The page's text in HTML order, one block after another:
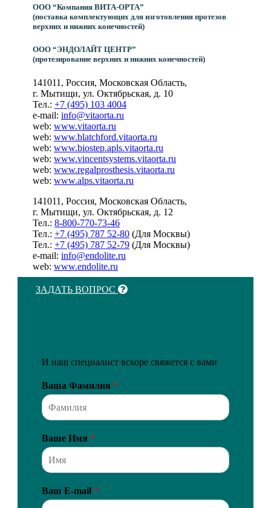
ООО “Компания ВИТА-ОРТА”
(поставка комплектующих для изготовления протезов
верхних и нижних конечностей)
ООО “ЭНДОЛАЙТ ЦЕНТР”
(протезирование верхних и нижних конечностей)
141011, Россия, Московская Область,
г. Мытищи, ул. Октябрьская, д. 10
Тел.: +7 (495) 103 4004
e-mail: info@vitaorta.ru
web: www.vitaorta.ru
web: www.blatchford.vitaorta.ru
web: www.biostep.apls.vitaorta.ru
web: www.vincentsystems.vitaorta.ru
web: www.regalprosthesis.vitaorta.ru
web: www.alps.vitaorta.ru
141011, Россия, Московская Область,
г. Мытищи, ул. Октябрьская, д. 12
Тел.: 8-800-770-73-46
Тел.: +7 (495) 787 52-80 (Для Москвы)
Тел.: +7 (495) 787 52-79 (Для Москвы)
e-mail: info@endolite.ru
web: www.endolite.ru
ЗАДАТЬ ВОПРОС
И наш специалист вскоре свяжется с вами
Ваша Фамилия *
Ваше Имя *
Ваш E-mail *